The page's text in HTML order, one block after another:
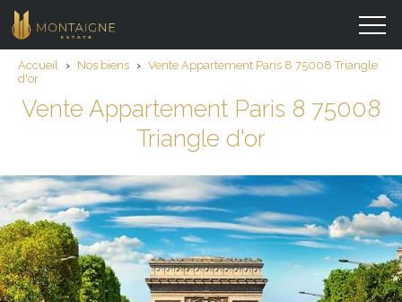
Accueil › Nos biens › Vente Appartement Paris 8 75008 Triangle
d'or
Vente Appartement Paris 8 75008
Triangle d'or